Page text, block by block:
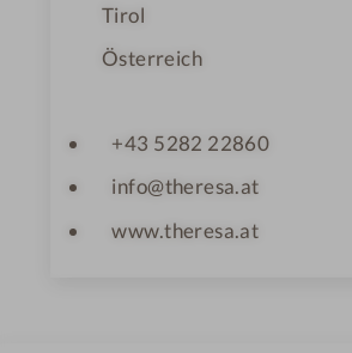
Tirol
Österreich
+43 5282 22860
info@theresa.at
www.theresa.at